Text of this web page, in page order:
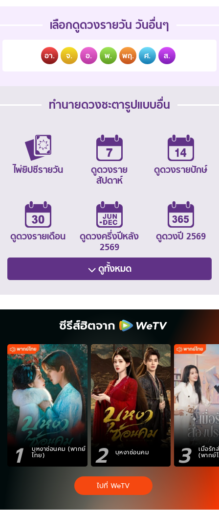
เลือกดูดวงรายวัน วันอื่นๆ
อา. จ. อ. พ. พฤ. ศ. ส.
ทำนายดวงชะตารูปแบบอื่น
ไพ่ยิปซีรายวัน
ดูดวงราย
สัปดาห์
ดูดวงรายปักษ์
ดูดวงรายเดือน
ดูดวงครึ่งปีหลัง
2569
ดูดวงปี 2569
ดูทั้งหมด
ซีรีส์ฮิตจาก
1 บุหงาซ่อนคม (พากย์
ไทย) 2 บุหงาซ่อนคม 3 เมื่อรัก
(พากย์
ไปที่ WeTV